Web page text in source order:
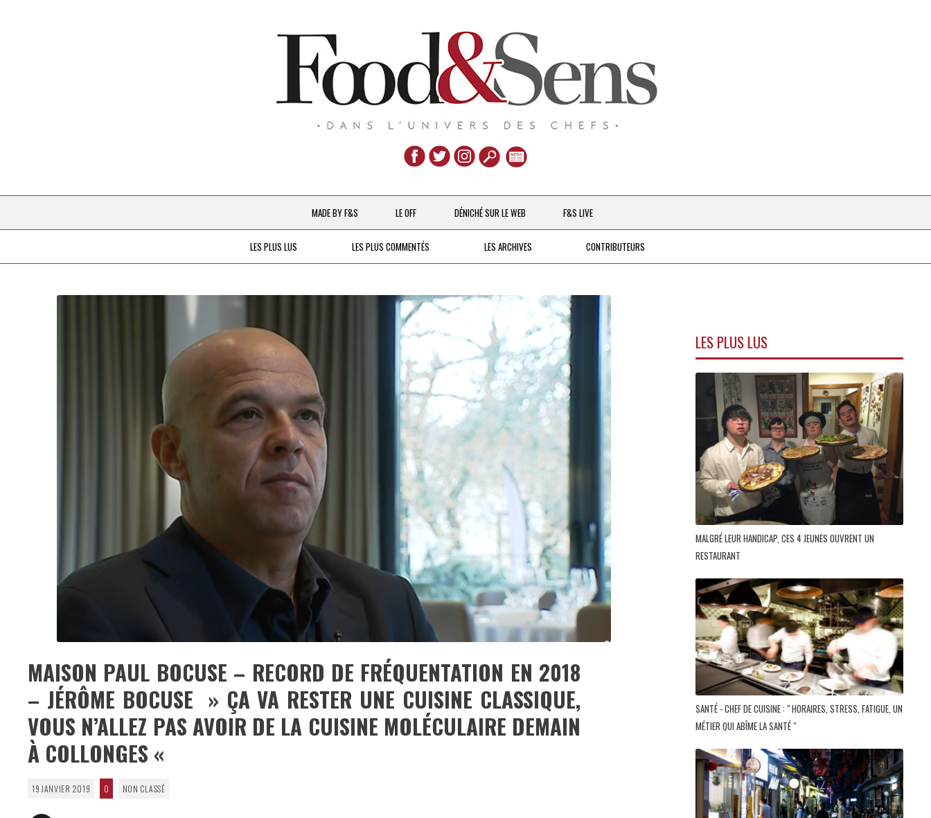
Aller
au
contenu
MADE BY F&S
CHEFS & ACTUALITÉS
À LA PETITE CUILLÈRE
LE OFF DÉNICHÉ SUR LE WEB F&S LIVE
LES PLUS LUS LES PLUS COMMENTÉS LES ARCHIVES
DEPUIS 2016
CONTRIBUTEURS
MAISON PAUL BOCUSE – RECORD DE FRÉQUENTATION EN 2018
– JÉRÔME BOCUSE » ÇA VA RESTER UNE CUISINE CLASSIQUE,
VOUS N’ALLEZ PAS AVOIR DE LA CUISINE MOLÉCULAIRE DEMAIN
À COLLONGES «
19 JANVIER 2019 0 NON CLASSÉ
LES PLUS LUS
MALGRÉ LEUR HANDICAP, CES 4 JEUNES OUVRENT UN
RESTAURANT
SANTÉ - CHEF DE CUISINE : " HORAIRES, STRESS, FATIGUE, UN
MÉTIER QUI ABÎME LA SANTÉ "